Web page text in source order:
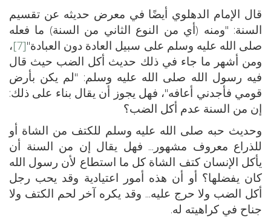
قال الإمام الدهلوي أيضًا في معرض حديثه عن تقسيم
السنة: "ومنه (أي من النوع الثاني من السنة) ما فعله
صلى الله عليه وسلم على سبيل العادة دون العبادة"[7]
،
ومن أشهر ما جاء في ذلك حديث أكل الضب حيث قال
فيه رسول الله صلى الله عليه وسلم: "لم يكن بأرض
قومي فأجدني أعافه"، فهل يجوز أن يقال بناء على ذلك:
إن من السنة عدم أكل الضب؟
وحديث حبه صلى الله عليه وسلم للكتف من الشاة أو
للذراع معروف مشهور... فهل يقال إن من السنة أن
يأكل الإنسان كتف الشاة كل ما استطاع لأن رسول الله
كان يفضلها؟ أو أن هذه أمور اعتيادية وقد يحب رجل
أكل الضب ولا حرج عليه... وقد يكره آخر لحم الكتف ولا
جناح في كراهيته له.